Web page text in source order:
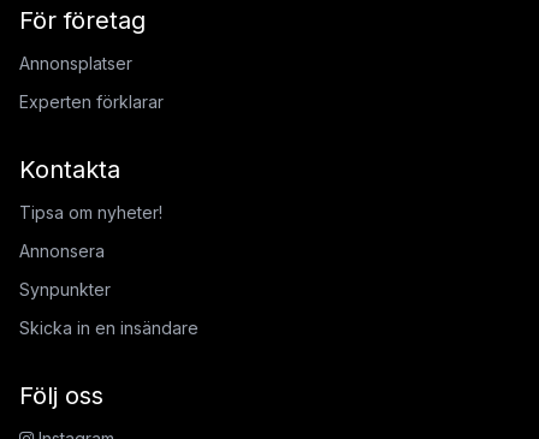
För företag
Annonsplatser
Experten förklarar
Kontakta
Tipsa om nyheter!
Annonsera
Synpunkter
Skicka in en insändare
Följ oss